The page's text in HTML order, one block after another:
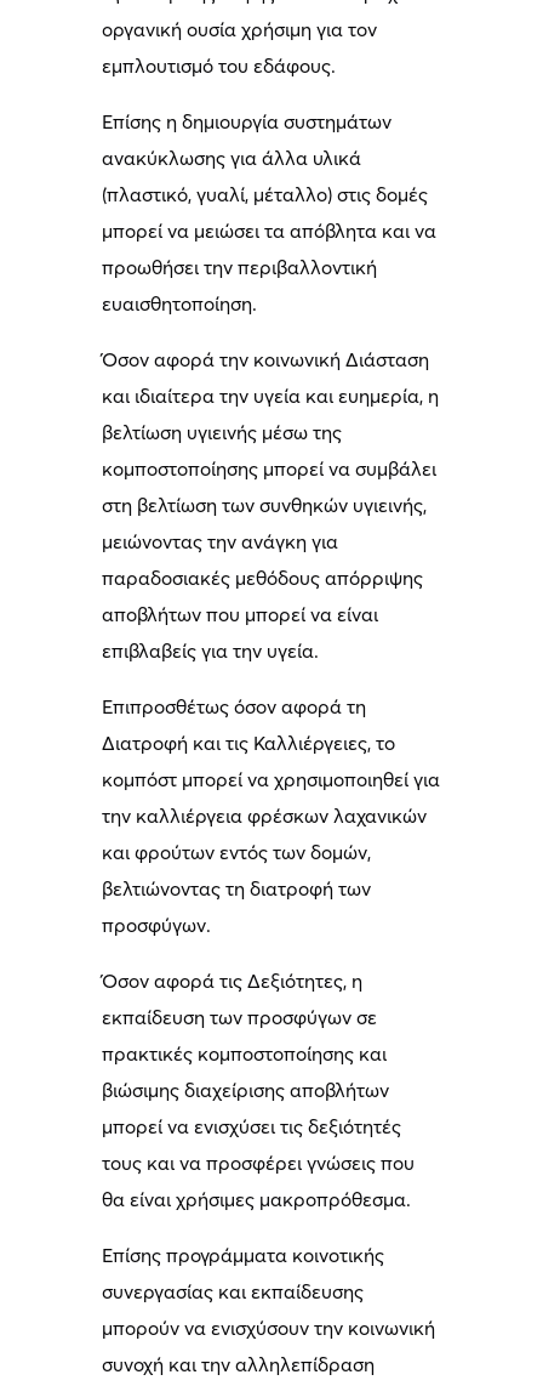
οργανική ουσία χρήσιμη για τον
εμπλουτισμό του εδάφους.
Επίσης η δημιουργία συστημάτων
ανακύκλωσης για άλλα υλικά
(πλαστικό, γυαλί, μέταλλο) στις δομές
μπορεί να μειώσει τα απόβλητα και να
προωθήσει την περιβαλλοντική
ευαισθητοποίηση.
Όσον αφορά την κοινωνική Διάσταση
και ιδιαίτερα την υγεία και ευημερία, η
βελτίωση υγιεινής μέσω της
κομποστοποίησης μπορεί να συμβάλει
στη βελτίωση των συνθηκών υγιεινής,
μειώνοντας την ανάγκη για
παραδοσιακές μεθόδους απόρριψης
αποβλήτων που μπορεί να είναι
επιβλαβείς για την υγεία.
Επιπροσθέτως όσον αφορά τη
Διατροφή και τις Καλλιέργειες, το
κομπόστ μπορεί να χρησιμοποιηθεί για
την καλλιέργεια φρέσκων λαχανικών
και φρούτων εντός των δομών,
βελτιώνοντας τη διατροφή των
προσφύγων.
Όσον αφορά τις Δεξιότητες, η
εκπαίδευση των προσφύγων σε
πρακτικές κομποστοποίησης και
βιώσιμης διαχείρισης αποβλήτων
μπορεί να ενισχύσει τις δεξιότητές
τους και να προσφέρει γνώσεις που
θα είναι χρήσιμες μακροπρόθεσμα.
Επίσης προγράμματα κοινοτικής
συνεργασίας και εκπαίδευσης
μπορούν να ενισχύσουν την κοινωνική
συνοχή και την αλληλεπίδραση